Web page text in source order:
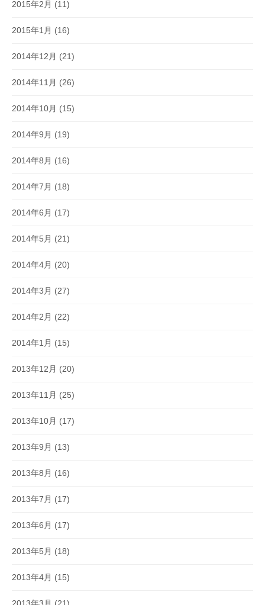
2015年2月 (11)
2015年1月 (16)
2014年12月 (21)
2014年11月 (26)
2014年10月 (15)
2014年9月 (19)
2014年8月 (16)
2014年7月 (18)
2014年6月 (17)
2014年5月 (21)
2014年4月 (20)
2014年3月 (27)
2014年2月 (22)
2014年1月 (15)
2013年12月 (20)
2013年11月 (25)
2013年10月 (17)
2013年9月 (13)
2013年8月 (16)
2013年7月 (17)
2013年6月 (17)
2013年5月 (18)
2013年4月 (15)
2013年3月 (21)